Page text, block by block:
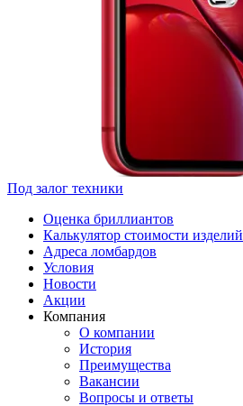
Под залог техники
Оценка бриллиантов
Калькулятор стоимости изделий
Адреса ломбардов
Условия
Новости
Акции
Компания
О компании
История
Преимущества
Вакансии
Вопросы и ответы